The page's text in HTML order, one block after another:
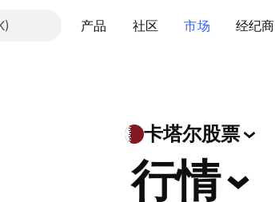
产品 社区 市场 经纪商
卡塔尔股票
行情